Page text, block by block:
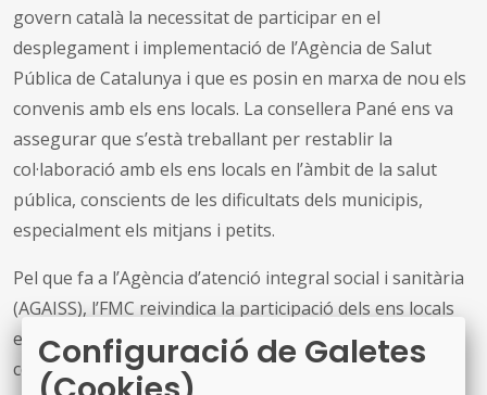
govern català la necessitat de participar en el
desplegament i implementació de l’Agència de Salut
Pública de Catalunya i que es posin en marxa de nou els
convenis amb els ens locals. La consellera Pané ens va
assegurar que s’està treballant per restablir la
col·laboració amb els ens locals en l’àmbit de la salut
pública, conscients de les dificultats dels municipis,
especialment els mitjans i petits.
Pel que fa a l’Agència d’atenció integral social i sanitària
(AGAISS), l’FMC reivindica la participació dels ens locals
en el desplegament d’una governança que fomenti la
col·laboració i la coordinació actives entre l’atenció
Configuració de Galetes